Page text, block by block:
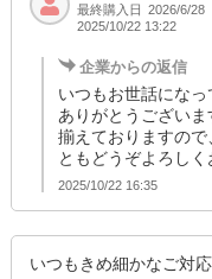
最終購入日 2026/6/28
2025/10/22 13:22
企業からの返信
いつもお世話にな
ありがとうござい
揃えておりますの
ともどうぞよろしく
2025/10/22 16:35
いつもきめ細かなご対